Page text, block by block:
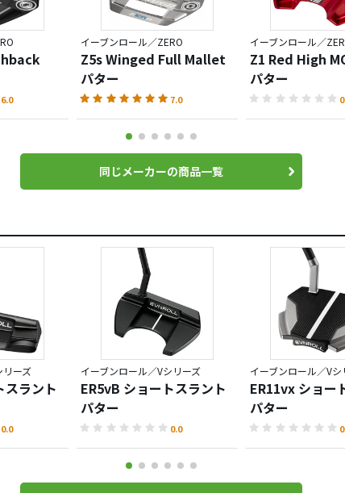
6.0
イーブンロール／ZERO
Z5s Winged Full Mallet
パター
7.0
イーブンロール／
Z1 Red High
パター
同じメーカーの商品一覧
リーズ
スラント
0.0
イーブンロール／Vシリーズ
ER5vB ショートスラント
パター
0.0
イーブンロール／Vシ
ER11vx ショー
パター